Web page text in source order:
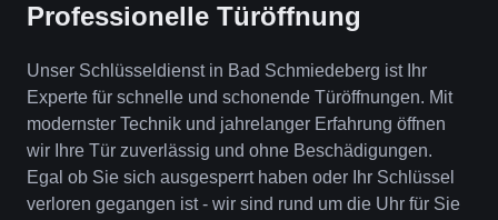
Professionelle Türöffnung
Unser Schlüsseldienst in Bad Schmiedeberg ist Ihr
Experte für schnelle und schonende Türöffnungen. Mit
modernster Technik und jahrelanger Erfahrung öffnen
wir Ihre Tür zuverlässig und ohne Beschädigungen.
Egal ob Sie sich ausgesperrt haben oder Ihr Schlüssel
verloren gegangen ist - wir sind rund um die Uhr für Sie